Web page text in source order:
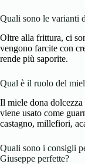
Quali sono le varianti
Oltre alla frittura, ci
vengono farcite con
rende più saporite.
Qual è il ruolo del
Il miele dona
viene usato come
castagno, millefiori,
Quali sono i consigli
Giuseppe perfette?